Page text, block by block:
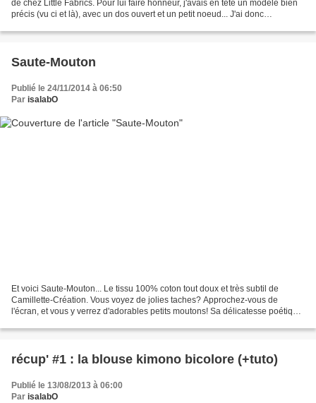
de chez Little Fabrics. Pour lui faire honneur, j'avais en tête un modèle bien
précis (vu ci et là), avec un dos ouvert et un petit noeud... J'ai donc
Saute-Mouton
Publié le 24/11/2014 à 06:50
Par isalabO
Et voici Saute-Mouton... Le tissu 100% coton tout doux et très subtil de
Camillette-Création. Vous voyez de jolies taches? Approchez-vous de
l'écran, et vous y verrez d'adorables petits moutons! Sa délicatesse poétique
récup' #1 : la blouse kimono bicolore (+tuto)
Publié le 13/08/2013 à 06:00
Par isalabO